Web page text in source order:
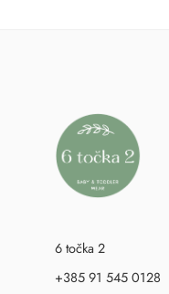
6 točka 2
+385 91 545 0128